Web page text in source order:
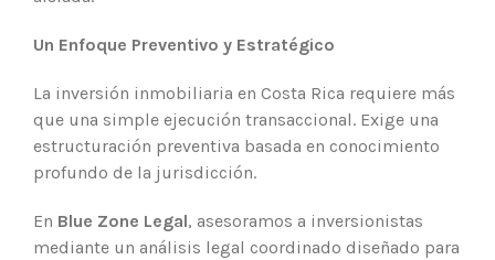
Un Enfoque Preventivo y Estratégico
La inversión inmobiliaria en Costa Rica requiere más
que una simple ejecución transaccional. Exige una
estructuración preventiva basada en conocimiento
profundo de la jurisdicción.
En Blue Zone Legal, asesoramos a inversionistas
mediante un análisis legal coordinado diseñado para